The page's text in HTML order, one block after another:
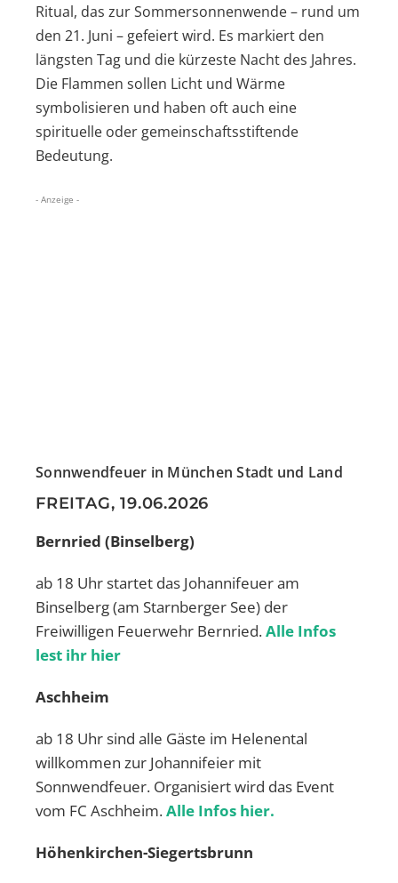
Ritual, das zur Sommersonnenwende – rund um
den 21. Juni – gefeiert wird. Es markiert den
längsten Tag und die kürzeste Nacht des Jahres.
Die Flammen sollen Licht und Wärme
symbolisieren und haben oft auch eine
spirituelle oder gemeinschaftsstiftende
Bedeutung.
- Anzeige -
Sonnwendfeuer in München Stadt und Land
FREITAG, 19.06.2026
Bernried (Binselberg)
ab 18 Uhr startet das Johannifeuer am
Binselberg (am Starnberger See) der
Freiwilligen Feuerwehr Bernried.Alle Infos
lest ihr hier
Aschheim
ab 18 Uhr sind alle Gäste im Helenental
willkommen zur Johannifeier mit
Sonnwendfeuer. Organisiert wird das Event
vom FC Aschheim.Alle Infos hier.
Höhenkirchen-Siegertsbrunn